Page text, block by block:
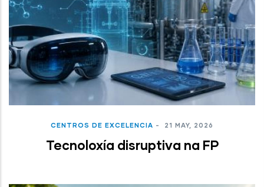
CENTROS DE EXCELENCIA - 21 MAY, 2026
Tecnoloxía disruptiva na FP